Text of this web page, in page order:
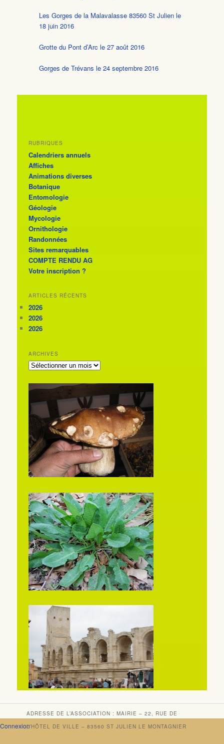
Les Gorges de la Malavalasse 83560 St Julien le
18 juin 2016
Grotte du Pont d’Arc le 27 août 2016
Gorges de Trévans le 24 septembre 2016
RUBRIQUES
Calendriers annuels
Affiches
Animations diverses
Botanique
Entomologie
Géologie
Mycologie
Ornithologie
Randonnées
Sites remarquables
COMPTE RENDU AG
Votre inscription ?
ARTICLES RÉCENTS
2026
2026
2026
ARCHIVES
ARCHIVES
ADRESSE DE L’ASSOCIATION : MAIRIE – 22, RUE DE
L’HÔTEL DE VILLE – 83560 ST JULIEN LE MONTAGNIER
Connexion